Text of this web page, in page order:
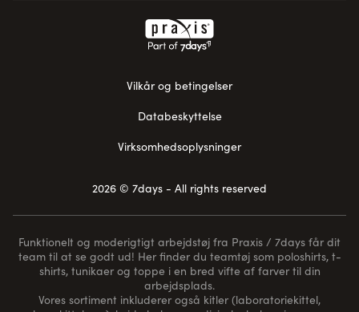
Vilkår og betingelser
Databeskyttelse
Virksomhedsoplysninger
2026 © 7days - All rights reserved
Funktionelt og moderigtigt arbejdstøj fra Praxis / 7days får dit
team til at se godt ud! Her finder du teamtøj som poloshirts, t-
shirts, tunikaer og toppe i en bred vifte af farver til din
arbejdsplads.
Vores sortiment inkluderer også kitler (laboratoriekittel,